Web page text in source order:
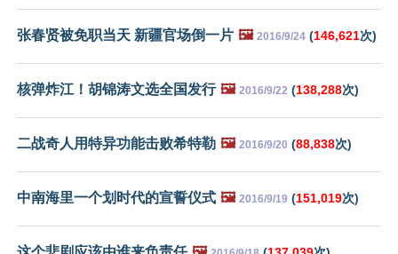
张春贤被免职当天 新疆官场倒一片 🖼️ 2016/9/24 (146,621次)
核弹炸江！胡锦涛文选全国发行 🖼️ 2016/9/22 (138,288次)
二战奇人用特异功能击败希特勒 🖼️ 2016/9/20 (88,838次)
中南海里一个划时代的宣誓仪式 🖼️ 2016/9/19 (151,019次)